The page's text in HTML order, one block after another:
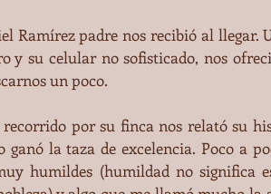
Ramírez padre nos recibió al llegar.
y su celular no sofisticado, nos
un poco.
por su finca nos relató su
ganó la taza de excelencia. Poco a
humildes (humildad no significa